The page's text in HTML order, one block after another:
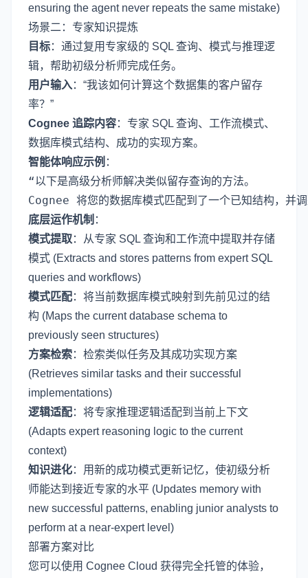
ensuring the agent never repeats the same mistake)
场景二：专家知识提炼
目标：通过复用专家级的 SQL 查询、模式与推理逻
辑，帮助初级分析师完成任务。
用户输入：“我该如何计算这个数据集的客户留存
率？”
Cognee 追踪内容：专家 SQL 查询、工作流模式、
数据库模式结构、成功的实现方案。
智能体响应示例 ：
“以下是高级分析师解决类似留存查询的方法。
底层运作机制 ：
模式提取：从专家 SQL 查询和工作流中提取并存储
模式 (Extracts and stores patterns from expert SQL
queries and workflows)
模式匹配：将当前数据库模式映射到先前见过的结
构 (Maps the current database schema to
previously seen structures)
方案检索：检索类似任务及其成功实现方案
(Retrieves similar tasks and their successful
implementations)
逻辑适配：将专家推理逻辑适配到当前上下文
(Adapts expert reasoning logic to the current
context)
知识进化：用新的成功模式更新记忆，使初级分析
师能达到接近专家的水平 (Updates memory with
new successful patterns, enabling junior analysts to
perform at a near-expert level)
部署方案对比
您可以使用 Cognee Cloud 获得完全托管的体验，